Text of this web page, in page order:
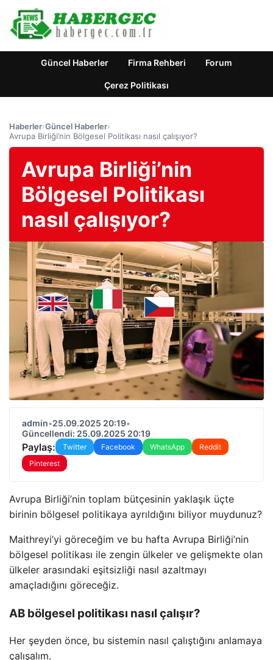
Güncel Haberler Firma Rehberi Forum
Çerez Politikası
Haberler›Güncel Haberler›
Avrupa Birliği’nin Bölgesel Politikası nasıl çalışıyor?
Avrupa Birliği’nin
Bölgesel Politikası
nasıl çalışıyor?
admin•25.09.2025 20:19•
Güncellendi: 25.09.2025 20:19
Paylaş: Twitter Facebook WhatsApp
Reddit
Pinterest
Avrupa Birliği’nin toplam bütçesinin yaklaşık üçte
birinin bölgesel politikaya ayrıldığını biliyor muydunuz?
Maithreyi’yi göreceğim ve bu hafta Avrupa Birliği’nin
bölgesel politikası ile zengin ülkeler ve gelişmekte olan
ülkeler arasındaki eşitsizliği nasıl azaltmayı
amaçladığını göreceğiz.
AB bölgesel politikası nasıl çalışır?
Her şeyden önce, bu sistemin nasıl çalıştığını anlamaya
çalışalım.